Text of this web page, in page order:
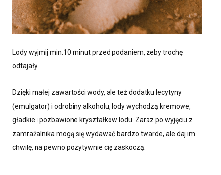
Lody wyjmij min.10 minut przed podaniem, żeby trochę
odtajały
Dzięki małej zawartości wody, ale też dodatku lecytyny
(emulgator) i odrobiny alkoholu, lody wychodzą kremowe,
gładkie i pozbawione kryształków lodu. Zaraz po wyjęciu z
zamrażalnika mogą się wydawać bardzo twarde, ale daj im
chwilę, na pewno pozytywnie cię zaskoczą.